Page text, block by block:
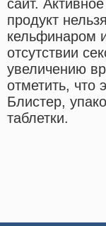
сайт.
продукт
кельфинаром
отсутствии
увеличению
отметить, что
Блистер,
таблетки.